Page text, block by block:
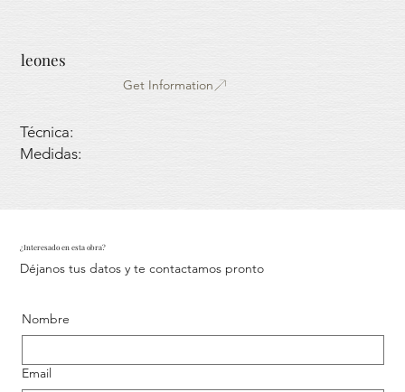
leones
Get Information
Técnica:
Medidas:
¿Interesado en esta obra?
Déjanos tus datos y te contactamos pronto
Nombre
Email